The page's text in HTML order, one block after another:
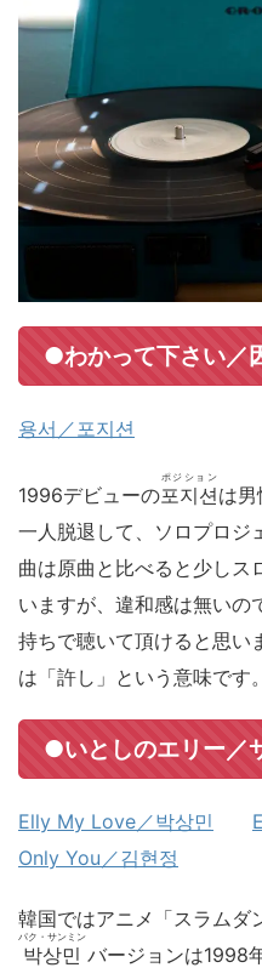
●わかって下さい／
용서／포지션
1996デビューの포지션
ポジション
は
一人脱退して、ソロプロジ
曲は原曲と比べると少しス
いますが、違和感は無いの
持ちで聴いて頂けると思い
は「許し」という意味です。
●いとしのエリー／
Elly My Love／박상민
Only You／김현정
韓国ではアニメ「スラムダ
박상민
パク・サンミン
バージョンは1998